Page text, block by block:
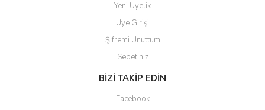
Yeni Üyelik
Üye Girişi
Şifremi Unuttum
Sepetiniz
BİZİ TAKİP EDİN
Facebook